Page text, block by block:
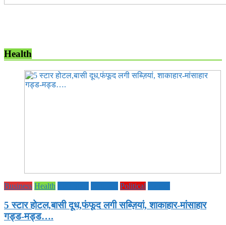
Health
Business Health Political
5 स्टार होटल,बासी दूध,फंफूद लगी सब्ज़ियां, शाकाहार-मांसाहार
गड्ड-मड्ड….